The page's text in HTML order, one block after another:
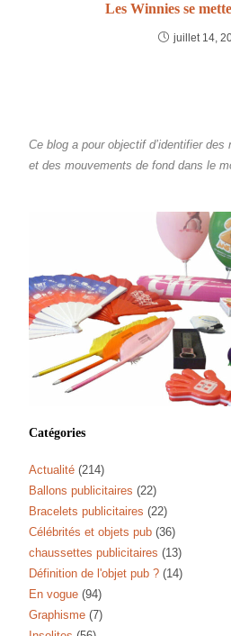
Les Winnies se
juillet 14,
Ce blog a pour objectif d’identifier
et des mouvements de fond dans le
Catégories
Actualité (214)
Ballons publicitaires (22)
Bracelets publicitaires (22)
Célébrités et objets pub (36)
chaussettes publicitaires (13)
Définition de l'objet pub ? (14)
En vogue (94)
Graphisme (7)